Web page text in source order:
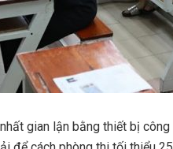
gian lận bằng thiết bị